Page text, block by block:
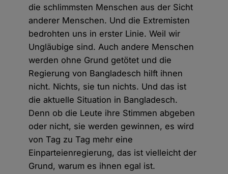
die schlimmsten Menschen aus der Sicht
anderer Menschen. Und die Extremisten
bedrohten uns in erster Linie. Weil wir
Ungläubige sind. Auch andere Menschen
werden ohne Grund getötet und die
Regierung von Bangladesch hilft ihnen
nicht. Nichts, sie tun nichts. Und das ist
die aktuelle Situation in Bangladesch.
Denn ob die Leute ihre Stimmen abgeben
oder nicht, sie werden gewinnen, es wird
von Tag zu Tag mehr eine
Einparteienregierung, das ist vielleicht der
Grund, warum es ihnen egal ist.